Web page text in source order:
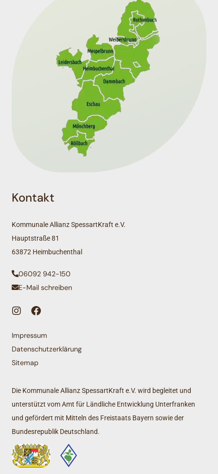
Kontakt
Kommunale Allianz SpessartKraft e.V.
Hauptstraße 81
63872 Heimbuchenthal
06092 942-150
E-Mail schreiben
Impressum
Datenschutzerklärung
Sitemap
Die Kommunale Allianz SpessartKraft e.V. wird begleitet und
unterstützt vom Amt für Ländliche Entwicklung Unterfranken
und gefördert mit Mitteln des Freistaats Bayern sowie der
Bundesrepublik Deutschland.